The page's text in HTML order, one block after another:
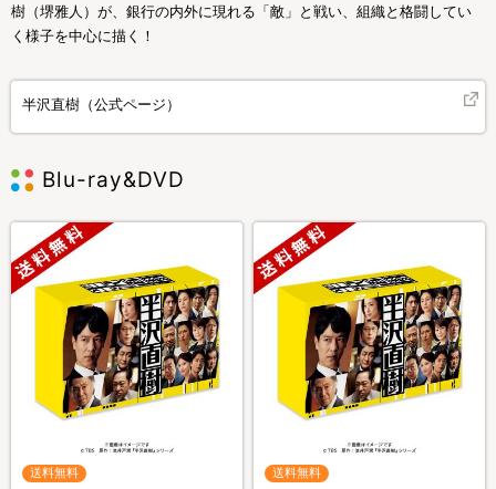
樹（堺雅人）が、銀行の内外に現れる「敵」と戦い、組織と格闘してい
く様子を中心に描く！
半沢直樹（公式ページ）
Blu-ray&DVD
送料無料 送料無料